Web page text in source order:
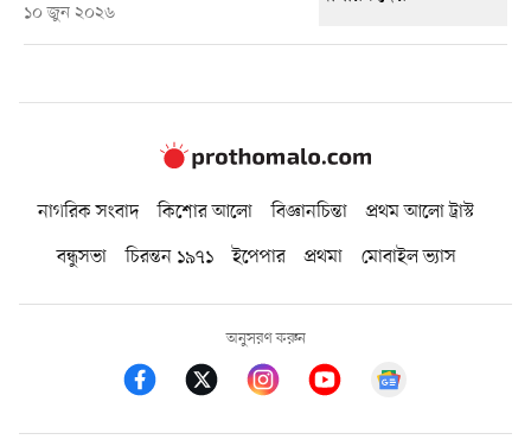
১০ জুন ২০২৬
নাগরিক সংবাদ কিশোর আলো বিজ্ঞানচিন্তা
প্রথম আলো ট্রাস্ট
বন্ধুসভা
চিরন্তন ১৯৭১ ইপেপার প্রথমা মোবাইল ভ্যাস
অনুসরণ করুন